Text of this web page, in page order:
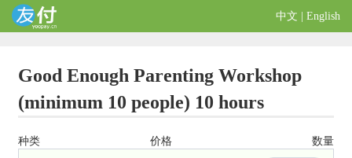
中文 English
Good Enough Parenting Workshop
(minimum 10 people) 10 hours
种类 价格
数量